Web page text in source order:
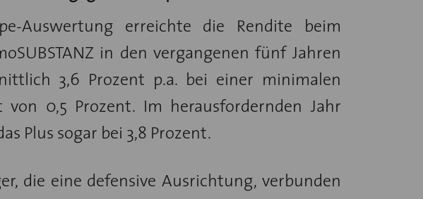
Auswertung erreichte die Rendite beim
in den vergangenen fünf Jahren
3,6 Prozent p.a. bei einer minimalen
von 0,5 Prozent. Im herausfordernden Jahr
Plus sogar bei 3,8 Prozent.
die eine defensive Ausrichtung, verbunden